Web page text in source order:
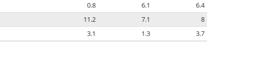
0.8 6.1
6.4
11.2 7.1
8
3.1 1.3 3.7